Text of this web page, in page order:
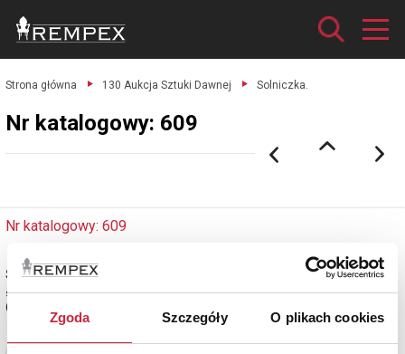
Zgoda Szczegóły O plikach cookies
Strona główna 130 Aukcja Sztuki Dawnej Solniczka.
Nr katalogowy: 609
Nr katalogowy: 609
Solniczka
srebro pr. 84, waga 58 g; Moskwa, 1839, złotnik Andriej Astrachancew
(czynny 1821-45)